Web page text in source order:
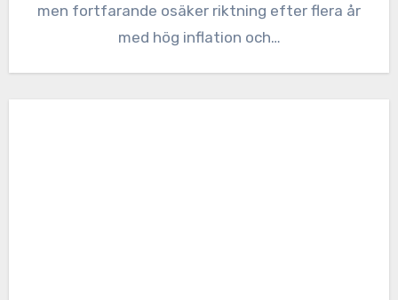
men fortfarande osäker riktning efter flera år
med hög inflation och…